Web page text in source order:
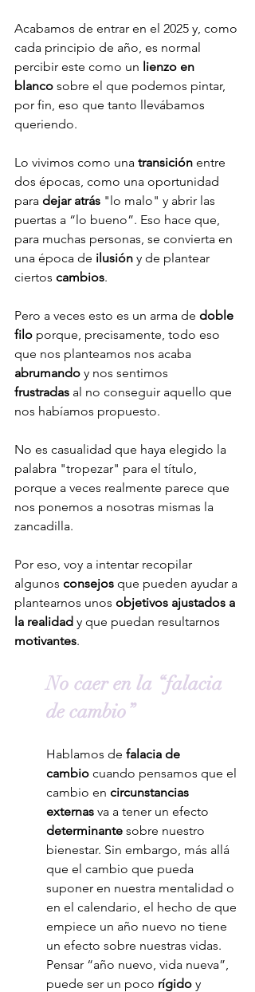
Acabamos de entrar en el 2025 y, como
cada principio de año, es normal
percibir este como un lienzo en
blanco sobre el que podemos pintar,
por fin, eso que tanto llevábamos
queriendo.
Lo vivimos como una transición entre
dos épocas, como una oportunidad
para dejar atrás "lo malo" y abrir las
puertas a “lo bueno”. Eso hace que,
para muchas personas, se convierta en
una época de ilusión y de plantear
ciertos cambios.
Pero a veces esto es un arma de doble
filo porque, precisamente, todo eso
que nos planteamos nos acaba
abrumando y nos sentimos
frustradas al no conseguir aquello que
nos habíamos propuesto.
No es casualidad que haya elegido la
palabra "tropezar" para el título,
porque a veces realmente parece que
nos ponemos a nosotras mismas la
zancadilla.
Por eso, voy a intentar recopilar
algunos consejos que pueden ayudar a
plantearnos unos objetivos ajustados a
la realidad y que puedan resultarnos
motivantes.
No caer en la “falacia
de cambio”
Hablamos de falacia de
cambio cuando pensamos que el
cambio en circunstancias
externas va a tener un efecto
determinante sobre nuestro
bienestar. Sin embargo, más allá
que el cambio que pueda
suponer en nuestra mentalidad o
en el calendario, el hecho de que
empiece un año nuevo no tiene
un efecto sobre nuestras vidas.
Pensar “año nuevo, vida nueva”,
puede ser un poco rígido y